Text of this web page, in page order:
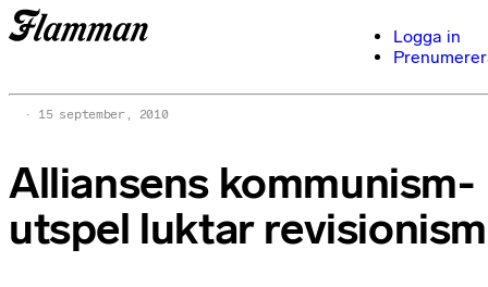
Logga in
15 september, 2010
Alliansens kommunism-
utspel luktar revisionism